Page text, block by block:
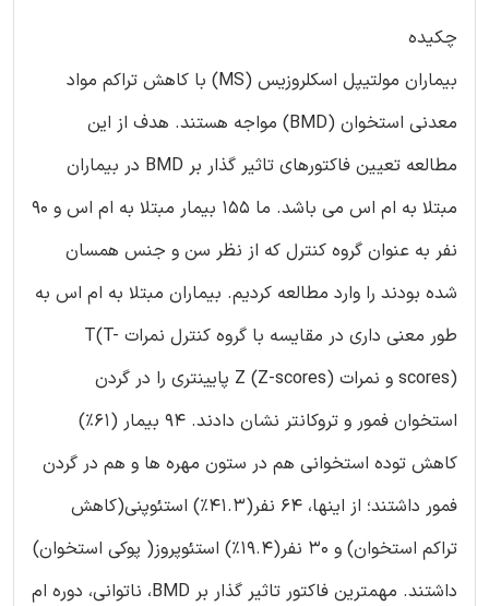
چکیده
بیماران مولتیپل اسکلروزیس (MS) با کاهش تراکم مواد
معدنی استخوان (BMD) مواجه هستند. هدف از این
مطالعه تعیین فاکتورهای تاثیر گذار بر BMD در بیماران
مبتلا به ام اس می باشد. ما 155 بیمار مبتلا به ام اس و 90
نفر به عنوان گروه کنترل که از نظر سن و جنس همسان
شده بودند را وارد مطالعه کردیم. بیماران مبتلا به ام اس به
طور معنی داری در مقایسه با گروه کنترل نمرات T(T-
scores) و نمرات Z (Z-scores) پایینتری را در گردن
استخوان فمور و تروکانتر نشان دادند. 94 بیمار (61%)
کاهش توده استخوانی هم در ستون مهره ها و هم در گردن
فمور داشتند؛ از اینها، 64 نفر(41.3%) استئوپنی(کاهش
تراکم استخوان) و 30 نفر(19.4%) استئوپروز( پوکی استخوان)
داشتند. مهمترین فاکتور تاثیر گذار بر BMD، ناتوانی، دوره ام